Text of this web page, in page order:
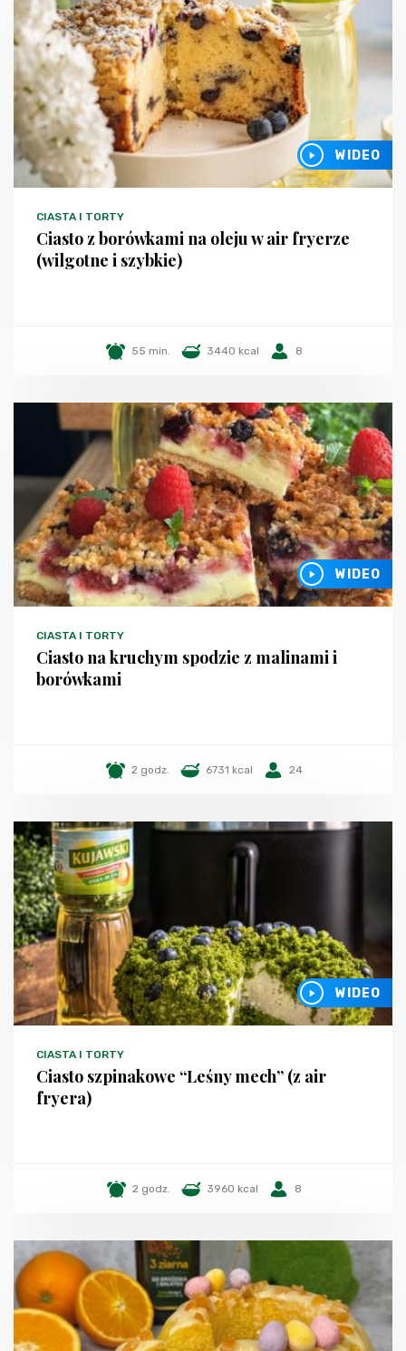
WIDEO
CIASTA I TORTY
Ciasto z borówkami na oleju w air fryerze
(wilgotne i szybkie)
55 min. 3440 kcal 8
WIDEO
CIASTA I TORTY
Ciasto na kruchym spodzie z malinami i
borówkami
2 godz. 6731 kcal 24
WIDEO
CIASTA I TORTY
Ciasto szpinakowe “Leśny mech” (z air
fryera)
2 godz. 3960 kcal 8